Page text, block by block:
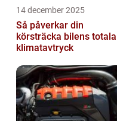
14 december 2025
Så påverkar din
körsträcka bilens totala
klimatavtryck